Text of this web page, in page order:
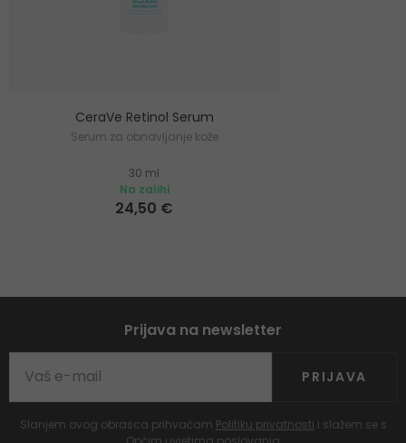
CeraVe Retinol Serum
Serum za obnavljanje kože
30 ml
Na zalihi
24,50 €
Prijava na newsletter
PRIJAVA
Slanjem ovog obrasca prihvaćam Politiku privatnosti i slažem se s